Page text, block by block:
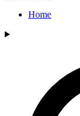
Home